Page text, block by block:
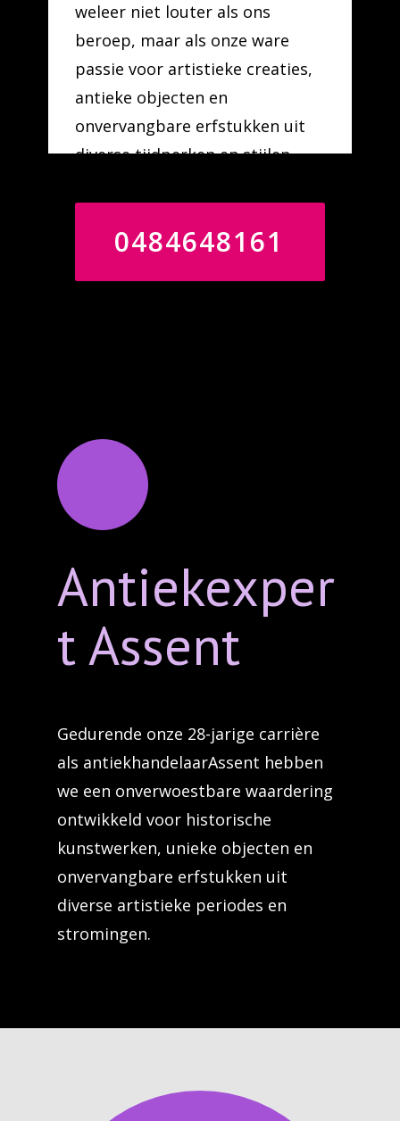
weleer niet louter als ons
beroep, maar als onze ware
passie voor artistieke creaties,
antieke objecten en
onvervangbare erfstukken uit
diverse tijdperken en stijlen.
0484648161
Antiekexper
t Assent
Gedurende onze 28-jarige carrière
als antiekhandelaarAssent hebben
we een onverwoestbare waardering
ontwikkeld voor historische
kunstwerken, unieke objecten en
onvervangbare erfstukken uit
diverse artistieke periodes en
stromingen.